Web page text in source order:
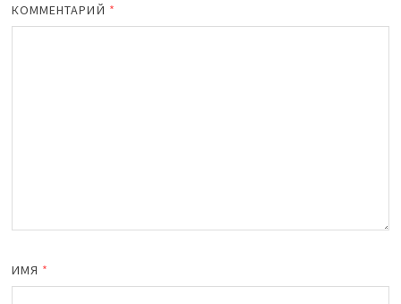
КОММЕНТАРИЙ *
ИМЯ *